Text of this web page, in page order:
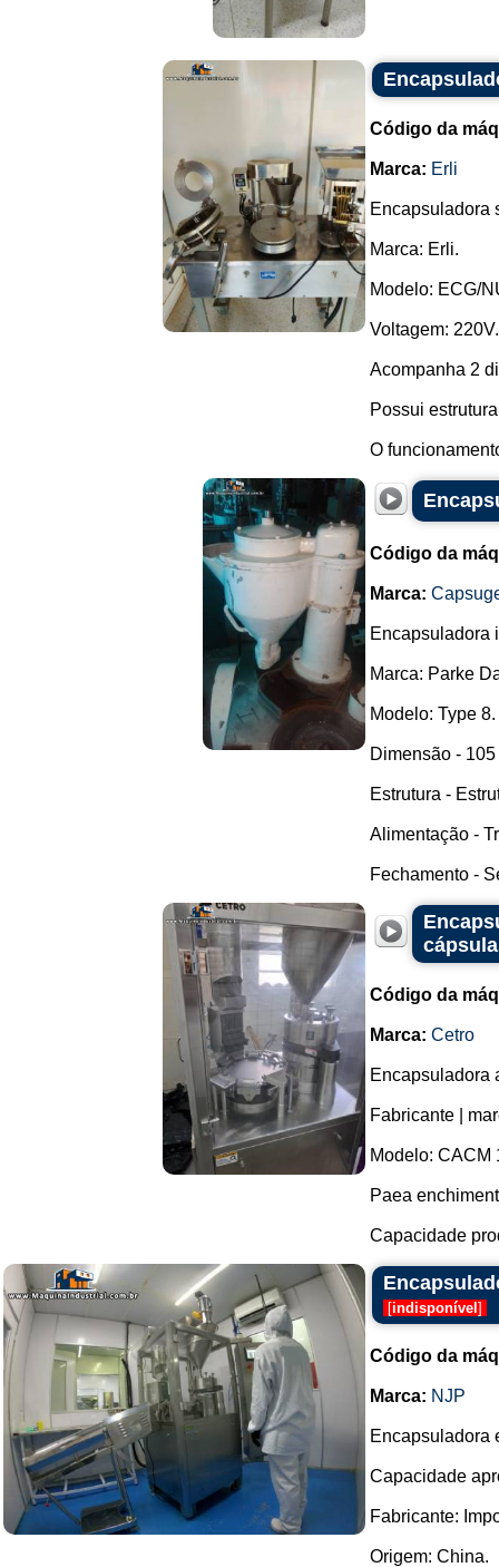
Código da
Marca: Erli
Encapsuladora
Marca: Erli.
Modelo: ECG/
Voltagem: 220V.
Acompanha 2
Possui
O
Código da
Marca:
Encapsuladora
Marca: Parke
Modelo: Type 8.
Dimensão -
Estrutura -
Alimentação -
Fechamento -
Código da
Marca: Cetro
Encapsuladora
Fabricante |
Modelo: CACM
Paea
Capacidade
[indisponível ]
Código da
Marca: NJP
Encapsuladora
Capacidade
Fabricante:
Origem: China.